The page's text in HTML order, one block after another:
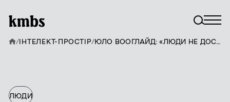
ЛЮДИ
/ІНТЕЛЕКТ-ПРОСТІР/ ЮЛО ВООГЛАЙД: «ЛЮДИ НЕ ДОСЯГАЮТЬ НІЧОГО, ТОМУ ЩО НІЧОГО НЕ ХОЧУТЬ»